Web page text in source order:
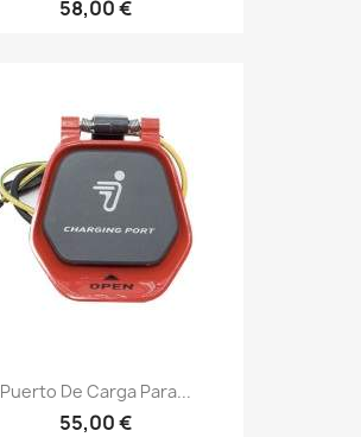
58,00 €
Puerto De Carga Para...
55,00 €